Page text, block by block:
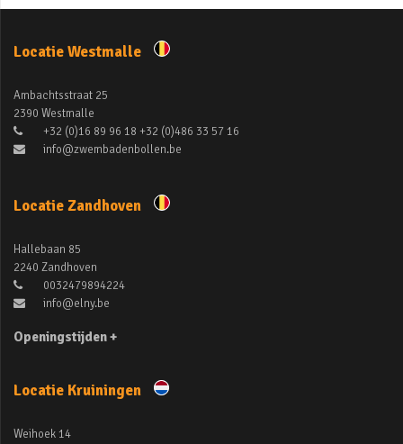
Locatie Westmalle
Ambachtsstraat 25
2390 Westmalle
+32 (0)16 89 96 18 +32 (0)486 33 57 16
info@zwembadenbollen.be
Locatie Zandhoven
Hallebaan 85
2240 Zandhoven
0032479894224
info@elny.be
Openingstijden +
Locatie Kruiningen
Weihoek 14